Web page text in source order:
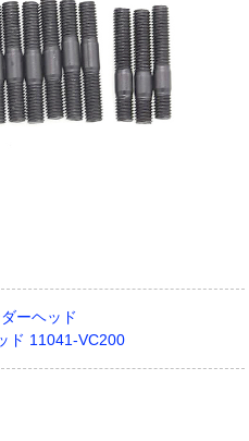
ーヘッド
ド 11041-VC200